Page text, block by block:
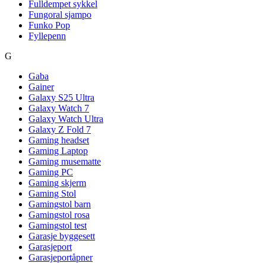
Fulldempet sykkel
Fungoral sjampo
Funko Pop
Fyllepenn
G
Gaba
Gainer
Galaxy S25 Ultra
Galaxy Watch 7
Galaxy Watch Ultra
Galaxy Z Fold 7
Gaming headset
Gaming Laptop
Gaming musematte
Gaming PC
Gaming skjerm
Gaming Stol
Gamingstol barn
Gamingstol rosa
Gamingstol test
Garasje byggesett
Garasjeport
Garasjeportåpner